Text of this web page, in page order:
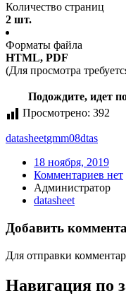
Количество страниц
2 шт.
Форматы файла
HTML, PDF
(Для просмотра
Подождите, идет
Просмотрено: 392
datasheetgmm08dtas
18 ноября, 2019
Комментариев нет
Администратор
datasheet
Добавить
Для отправки
Навигация по